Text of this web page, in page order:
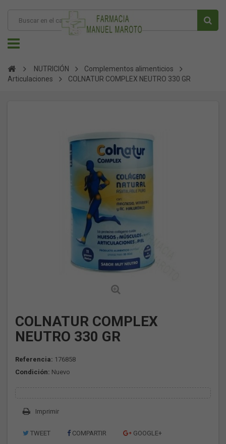
NUTRICIÓN
Complementos alimenticios
Articulaciones
COLNATUR COMPLEX NEUTRO 330 GR
COLNATUR COMPLEX
NEUTRO 330 GR
Referencia: 176858
Condición: Nuevo
Imprimir
TWEET COMPARTIR GOOGLE+